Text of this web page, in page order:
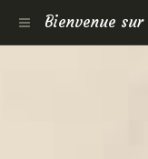
Bienvenue